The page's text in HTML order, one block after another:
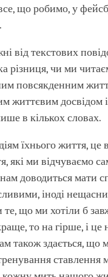
що робимо, у
від текстових
різниця, чи ми
повсякденним
життєвим досвідом
в кількох словах.
їхнього життя, це
ми відчуваємо
доводиться мати
іноді
те, що ми хотіли б
то на гірше, і це
також здається, що
ставлення